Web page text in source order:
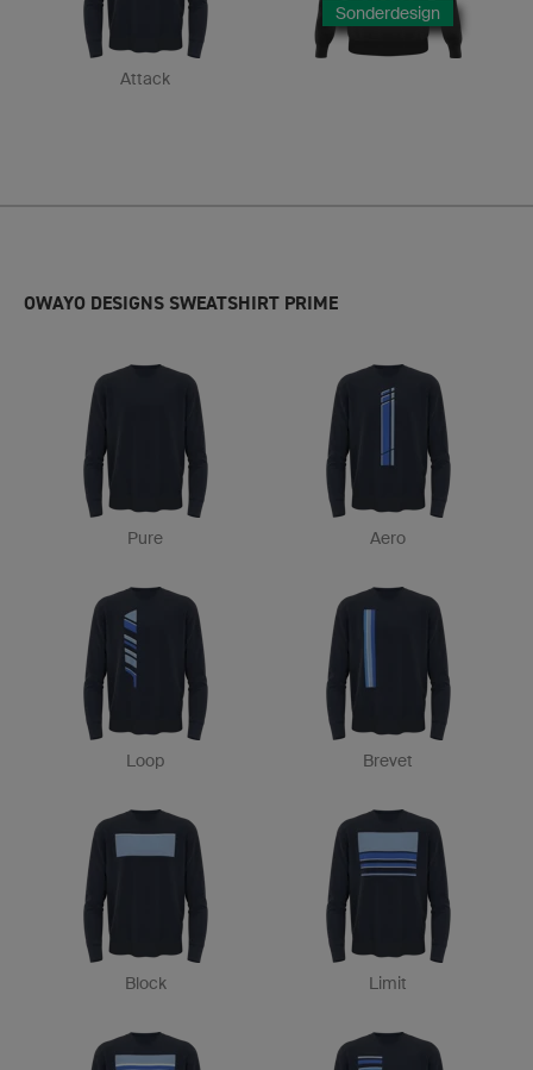
Attack
Sonderdesign
OWAYO DESIGNS SWEATSHIRT PRIME
Pure Aero
Loop Brevet
Block Limit